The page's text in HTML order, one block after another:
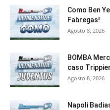
Como Ben
Fabregas!
Agosto 8, 2026
BOMBA
caso Trippier
Agosto 8, 2026
Napoli